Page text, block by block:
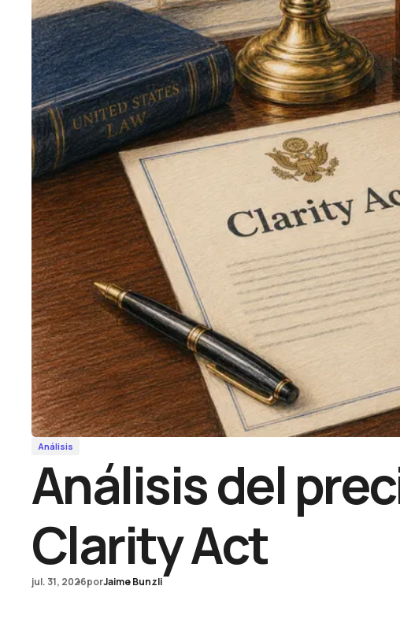
Análisis
Análisis del
Clarity Act
jul. 31, 2026porJaime Bunzli